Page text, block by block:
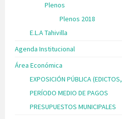
Plenos
Plenos 2018
E.L.A Tahivilla
Agenda Institucional
Área Económica
EXPOSICIÓN PÚBLICA
PERÍODO MEDIO DE PAGOS
PRESUPUESTOS MUNICIPALES